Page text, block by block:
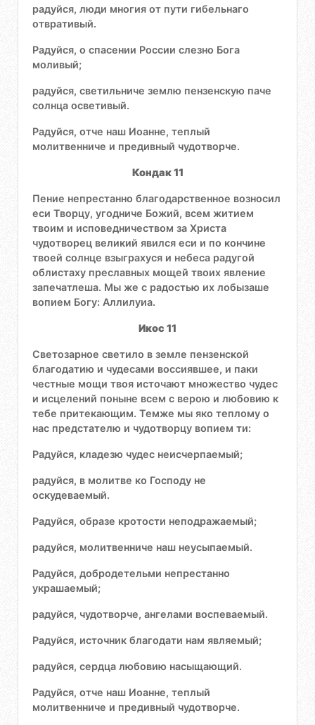
радуйся, люди многия от пути гибельнаго
отвративый.
Радуйся, о спасении России слезно Бога
моливый;
радуйся, светильниче землю пензенскую паче
солнца осветивый.
Радуйся, отче наш Иоанне, теплый
молитвенниче и предивный чудотворче.
Кондак 11
Пение непрестанно благодарственное возносил
еси Творцу, угодниче Божий, всем житием
твоим и исповедничеством за Христа
чудотворец великий явился еси и по кончине
твоей солнце взыграхуся и небеса радугой
облистаху преславных мощей твоих явление
запечатлеша. Мы же с радостью их лобызаше
вопием Богу: Аллилуиа.
Икос 11
Светозарное светило в земле пензенской
благодатию и чудесами воссиявшее, и паки
честные мощи твоя источают множество чудес
и исцелений поныне всем с верою и любовию к
тебе притекающим. Темже мы яко теплому о
нас предстателю и чудотворцу вопием ти:
Радуйся, кладезю чудес неисчерпаемый;
радуйся, в молитве ко Господу не
оскудеваемый.
Радуйся, образе кротости неподражаемый;
радуйся, молитвенниче наш неусыпаемый.
Радуйся, добродетельми непрестанно
украшаемый;
радуйся, чудотворче, ангелами воспеваемый.
Радуйся, источник благодати нам являемый;
радуйся, сердца любовию насыщающий.
Радуйся, отче наш Иоанне, теплый
молитвенниче и предивный чудотворче.